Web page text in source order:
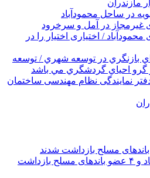
مازندران
در ساحل محمودآباد
در آمل و سرخرود
/ اختیاری اختیار را در
بازنگري در توسعه شهري / توسعه
گرو احياي گردشگري مي باشد
دفتر نمایندگی نظام مهندسی ساختمان
۲۱ عامل موساد و ۴ عضو باند‌های مسلح بازداشت